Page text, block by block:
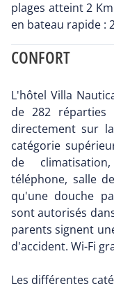
plages atteint 2
en bateau rapide :
CONFORT
L'hôtel Villa
de 282 réparties
directement sur
catégorie
de
téléphone, salle
qu'une douche
sont autorisés
parents signent
d'accident. Wi-Fi
Les différentes